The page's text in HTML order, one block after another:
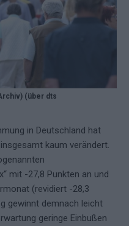
(über dts
in Deutschland hat
kaum verändert.
mit -27,8 Punkten an und
(revidiert -28,3
gewinnt demnach leicht
geringe Einbußen